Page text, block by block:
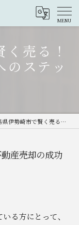
売る！
ステッ
崎市で賢く売る！不動産売却の成功へのステップ
産売却の成功
る方にとって、